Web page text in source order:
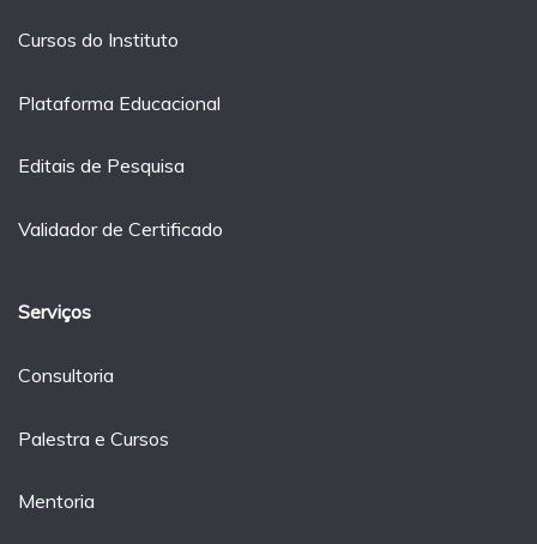
Cursos do Instituto
Plataforma Educacional
Editais de Pesquisa
Validador de Certificado
Serviços
Consultoria
Palestra e Cursos
Mentoria